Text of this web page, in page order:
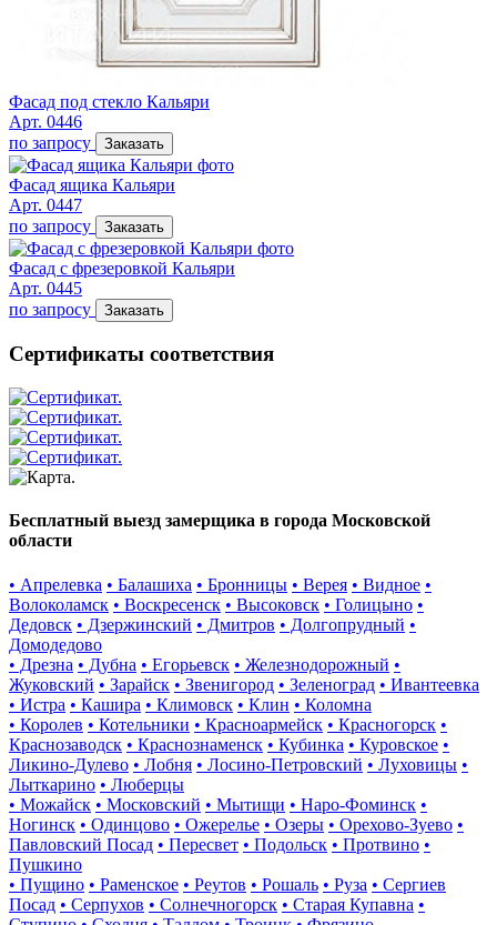
Фасад под стекло Кальяри
Арт. 0446
по запросу
Заказать
Фасад ящика Кальяри
Арт. 0447
по запросу
Заказать
Фасад с фрезеровкой Кальяри
Арт. 0445
по запросу
Заказать
Сертификаты соответствия
Бесплатный выезд замерщика в города Московской
области
• Апрелевка • Балашиха • Бронницы • Верея • Видное •
Волоколамск • Воскресенск • Высоковск • Голицыно •
Дедовск • Дзержинский • Дмитров • Долгопрудный •
Домодедово
• Дрезна • Дубна • Егорьевск • Железнодорожный •
Жуковский • Зарайск • Звенигород • Зеленоград • Ивантеевка
• Истра • Кашира • Климовск • Клин • Коломна
• Королев • Котельники • Красноармейск • Красногорск •
Краснозаводск • Краснознаменск • Кубинка • Куровское •
Ликино-Дулево • Лобня • Лосино-Петровский • Луховицы •
Лыткарино • Люберцы
• Можайск • Московский • Мытищи • Наро-Фоминск •
Ногинск • Одинцово • Ожерелье • Озеры • Орехово-Зуево •
Павловский Посад • Пересвет • Подольск • Протвино •
Пушкино
• Пущино • Раменское • Реутов • Рошаль • Руза • Сергиев
Посад • Серпухов • Солнечногорск • Старая Купавна •